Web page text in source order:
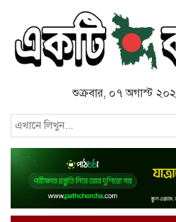
শুক্রবার, ০৭ অগাস্ট